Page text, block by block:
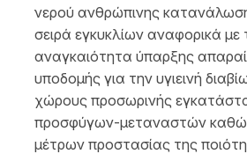
νερού ανθρώπινης
σειρά εγκυκλίων αναφορικά με
αναγκαιότητα ύπαρξης
υποδομής για την υγιεινή
χώρους προσωρινής
προσφύγων-μεταναστών
μέτρων προστασίας της